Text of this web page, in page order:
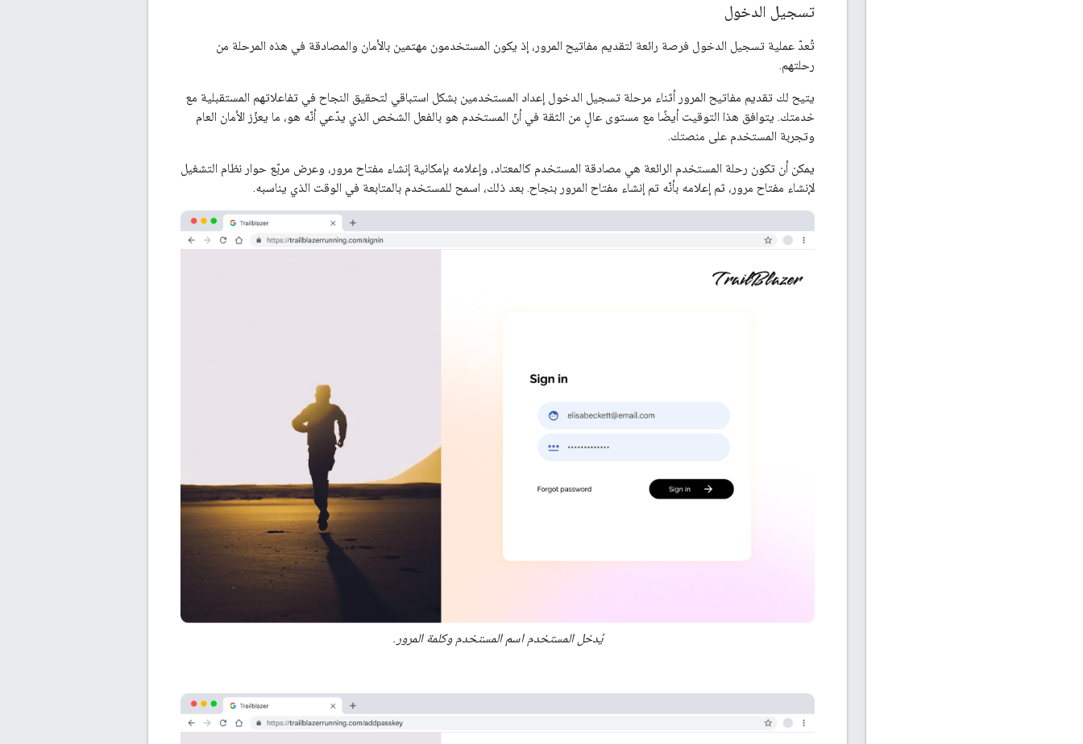
تسجيل الدخول
تُعدّ عملية تسجيل الدخول فرصة رائعة لتقديم مفاتيح المرور، إذ يكون المستخدمون مهتمين بالأمان والمصادقة في هذه المرحلة من
رحلتهم.
يتيح لك تقديم مفاتيح المرور أثناء مرحلة تسجيل الدخول إعداد المستخدمين بشكل استباقي لتحقيق النجاح في تفاعلاتهم المستقبلية مع
خدمتك. يتوافق هذا التوقيت أيضًا مع مستوى عالٍ من الثقة في أنّ المستخدم هو بالفعل الشخص الذي يدّعي أنّه هو، ما يعزّز الأمان العام
وتجربة المستخدم على منصتك.
يمكن أن تكون رحلة المستخدم الرائعة هي مصادقة المستخدم كالمعتاد، وإعلامه بإمكانية إنشاء مفتاح مرور، وعرض مربّع حوار نظام التشغيل
لإنشاء مفتاح مرور، ثم إعلامه بأنّه تم إنشاء مفتاح المرور بنجاح. بعد ذلك، اسمح للمستخدم بالمتابعة في الوقت الذي يناسبه.
يُدخل المستخدم اسم المستخدم وكلمة المرور.